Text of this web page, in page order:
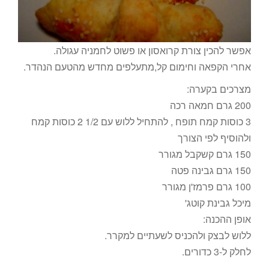
אפשר להכין צורת קרואסון או פשוט לחמניה עגולה.
אחרי הקפאה וחימום קל,מתעלפים מחדש מהטעם הנהדר.
מצרכים בקערה:
200 גרם חמאה רכה
3 כוסות קמח תופח , להתחיל ללוש עם 1/2 2 כוסות קמח
ולהוסיף לפי הצורך
150 גרם קשקבל מגורר
150 גרם גבינה פטה
100 גרם פרמז'ן מגורר
מיכל גבינת קוטג'
אופן ההכנה:
ללוש לבצק ולהכניס לשעתיים למקרר.
לחלק ל-3 כדורים.